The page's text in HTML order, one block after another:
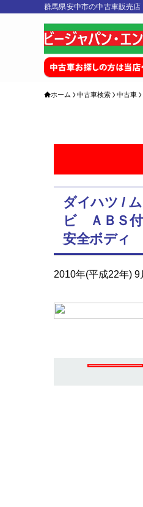
群馬県安中市の中古車販売
ホーム 中古車検索 中古車
ダイハツ /
ビ ＡＢＳ
安全ボディ
2010年(平成22年)